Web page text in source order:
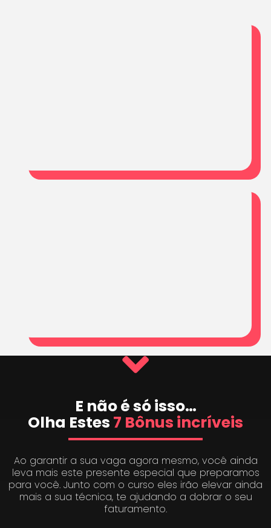
E não é só isso…
Olha Estes 7 Bônus incríveis
Ao garantir a sua vaga agora mesmo, você ainda
leva mais este presente especial que preparamos
para você. Junto com o curso eles irão elevar ainda
mais a sua técnica, te ajudando a dobrar o seu
faturamento.